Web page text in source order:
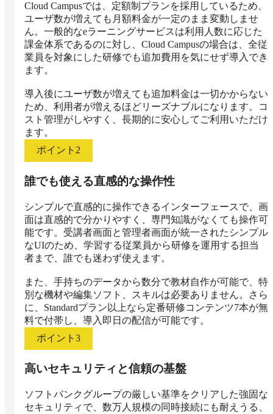
Cloud Campusでは、定額制プランを採用しているため、
ユーザ数が増えても月額料金が一定のまま変動しませ
ん。一般的なeラーニングサービスは利用人数に応じた
課金体系であるのに対し、Cloud Campusの場合は、全従
業員を対象にした研修でも追加費用を気にせず導入でき
ます。
導入後にユーザ数が増えても追加料金は一切かからない
ため、利用者が増えるほどリーズナブルになります。コ
スト管理がしやすく、長期的に安心してご利用いただけ
ます。
ポイント 2
誰でも使える直感的な操作性
シンプルで直感的に操作できるインターフェースで、画
面は直感的で分かりやすく、専門知識がなくても操作可
能です。受講者画面と管理者画面が統一されたシンプル
なUIのため、学習する従業員から研修を運用する担当
者まで、誰でも迷わず使えます。
また、手持ちのデータから数分で教材自作が可能で、特
別な機材や編集ソフト、スキルは必要ありません。さら
に、Standardプラン以上なら定番研修コンテンツ7本が無
料で付帯し、導入即日の配信が可能です。
ポイント 3
高いセキュリティと信頼の基盤
ソフトバンクグループの厳しい基準をクリアした強固な
セキュリティで、数万人規模の同時接続にも耐えうる、